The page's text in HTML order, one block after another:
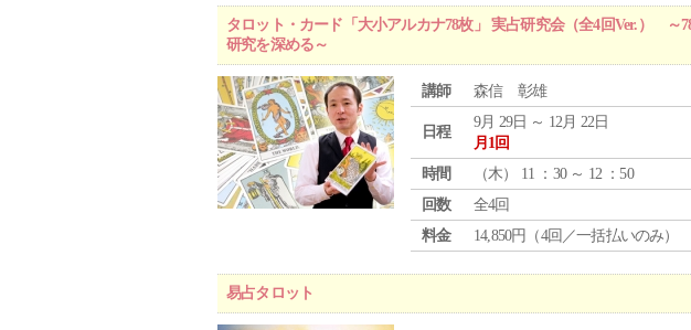
タロット・カード「大小アルカナ78枚」 実占研究会（全4回Ver.） ～
研究を深める～
講師 森信 彰雄
日程
9月 29日 ～ 12月 22日
月1回
時間
（木） 11 ：30 ～ 12 ：50
回数
全4回
料金
14,850円（4回／一括払いのみ）
易占タロット